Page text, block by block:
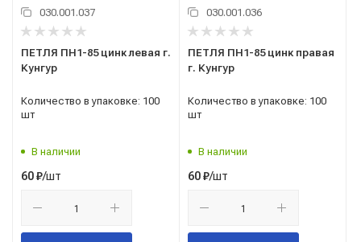
030.001.037
ПЕТЛЯ ПН1-85 цинк левая г.
Кунгур
Количество в упаковке: 100
шт
В наличии
60₽/шт
030.001.036
ПЕТЛЯ ПН1-85 цинк правая
г. Кунгур
Количество в упаковке: 100
шт
В наличии
60₽/шт